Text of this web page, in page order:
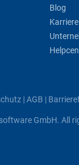
Blog
Karriere
|AGB |
GmbH. All